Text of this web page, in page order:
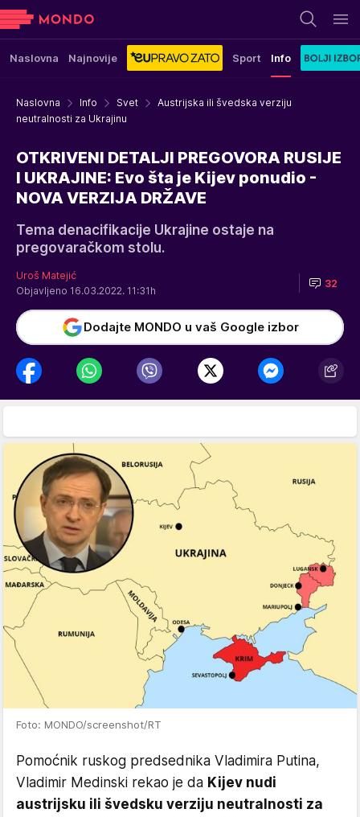
Naslovna Najnovije Sport Info
Naslovna Info Svet
Austrijska ili švedska verziju
neutralnosti za Ukrajinu
OTKRIVENI DETALJI PREGOVORA RUSIJE
I UKRAJINE: Evo šta je Kijev ponudio -
NOVA VERZIJA DRŽAVE
Tema denacifikacije Ukrajine ostaje na
pregovaračkom stolu.
Uroš Matejić
Objavljeno 16.03.2022. 11:31h
32
Dodajte MONDO u vaš Google izbor
Foto: MONDO/screenshot/RT
Pomoćnik ruskog predsednika Vladimira Putina,
Vladimir Medinski rekao je da Kijev nudi
austrijsku ili švedsku verziju neutralnosti za